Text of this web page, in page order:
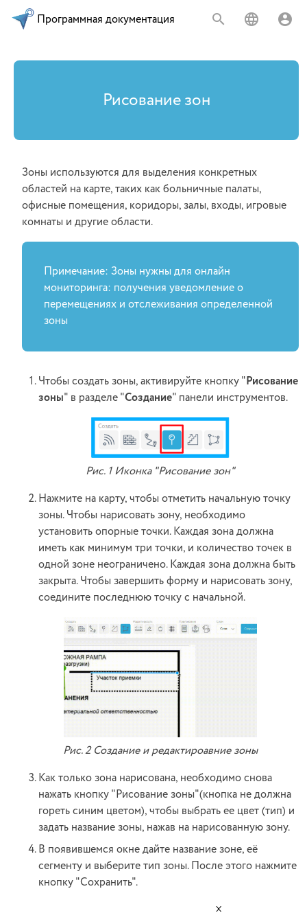
Программная документация
Рисование зон
Зоны используются для выделения конкретных
областей на карте, таких как больничные палаты,
офисные помещения, коридоры, залы, входы, игровые
комнаты и другие области.
Примечание: Зоны нужны для онлайн
мониторинга: получения уведомление о
перемещениях и отслеживания определенной
зоны
Чтобы создать зоны, активируйте кнопку " Рисование
зоны" в разделе "Создание" панели инструментов.
Рис. 1 Иконка "Рисование зон"
Нажмите на карту, чтобы отметить начальную точку
зоны. Чтобы нарисовать зону, необходимо
установить опорные точки. Каждая зона должна
иметь как минимум три точки, и количество точек в
одной зоне неограничено. Каждая зона должна быть
закрыта. Чтобы завершить форму и нарисовать зону,
соедините последнюю точку с начальной.
Рис. 2 Создание и редактироавние зоны
Как только зона нарисована, необходимо снова
нажать кнопку "Рисование зоны"(кнопка не должна
гореть синим цветом), чтобы выбрать ее цвет (тип) и
задать название зоны, нажав на нарисованную зону.
В появившемся окне дайте название зоне, её
сегменту и выберите тип зоны. После этого нажмите
кнопку "Cохранить".